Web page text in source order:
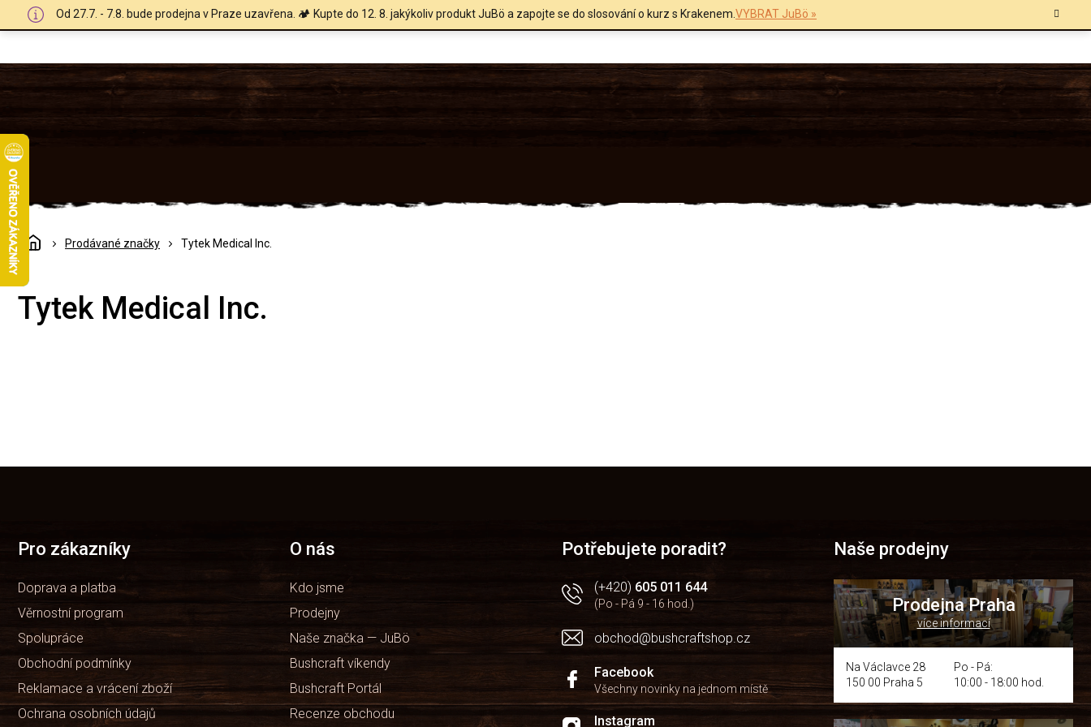
Od 27.7. - 7.8. bude prodejna v Praze uzavřena. 🏕️ Kupte do 12. 8. jakýkoliv produkt JuBö a zapojte se do slosování o kurz s Krakenem.VYBRAT JuBö »
DomůProdávané značky Tytek Medical Inc.
Tytek Medical Inc.
Pro zákazníky
Doprava a platba
Věrnostní program
Spolupráce
Obchodní podmínky
Reklamace a vrácení zboží
Ochrana osobních údajů
O nás
Kdo jsme
Prodejny
Naše značka — JuBö
Bushcraft víkendy
Bushcraft Portál
Recenze obchodu
Potřebujete poradit?
(+420) 605 011 644
(Po - Pá 9 - 16 hod.)
obchod@bushcraftshop.cz
Facebook
Všechny novinky na jednom místě
Instagram
Naše prodejny
Prodejna Praha
více informací
Na Václavce 28
150 00 Praha 5
Po - Pá:
10:00 - 18:00 hod.